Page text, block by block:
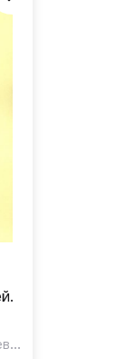
Варламова Людмила Николаевна